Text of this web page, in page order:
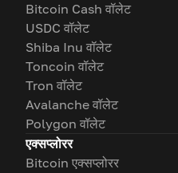
Bitcoin Cash वॉलेट
USDC वॉलेट
Shiba Inu वॉलेट
Toncoin वॉलेट
Tron वॉलेट
Avalanche वॉलेट
Polygon वॉलेट
एक्सप्लोरर
Bitcoin एक्सप्लोरर